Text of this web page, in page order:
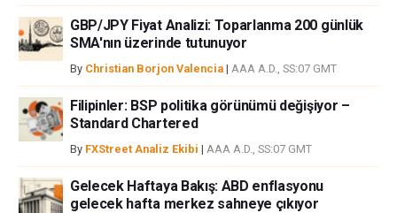
GBP/JPY Fiyat Analizi: Toparlanma 200 günlük
SMA'nın üzerinde tutunuyor
By Christian Borjon Valencia | AAA A.D., SS:07 GMT
Filipinler: BSP politika görünümü değişiyor –
Standard Chartered
By FXStreet Analiz Ekibi | AAA A.D., SS:07 GMT
Gelecek Haftaya Bakış: ABD enflasyonu
gelecek hafta merkez sahneye çıkıyor